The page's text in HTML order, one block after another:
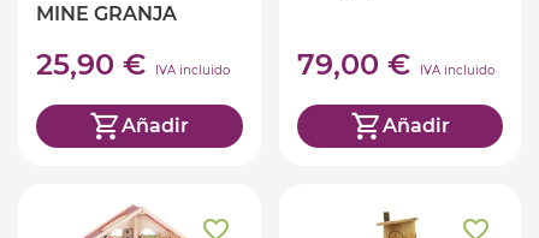
MINE GRANJA
25,90 € IVA incluido
Añadir
79,00 € IVA incluido
Añadir